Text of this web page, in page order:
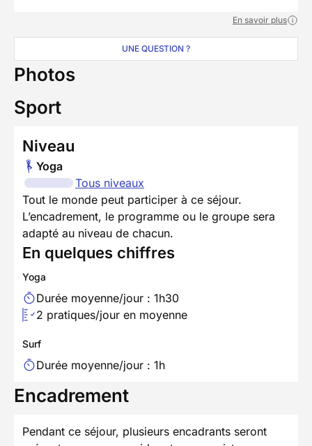
En savoir plus
UNE QUESTION ?
Photos
Sport
Niveau
Yoga
Tous niveaux
Tout le monde peut participer à ce séjour.
L’encadrement, le programme ou le groupe sera
adapté au niveau de chacun.
En quelques chiffres
Yoga
Durée moyenne/jour : 1h30
2 pratiques/jour en moyenne
Surf
Durée moyenne/jour : 1h
Encadrement
Pendant ce séjour, plusieurs encadrants seront